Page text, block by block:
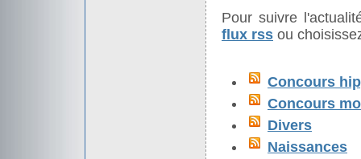
Pour suivre
flux rss ou
Concours
Concours
Divers
Naissances